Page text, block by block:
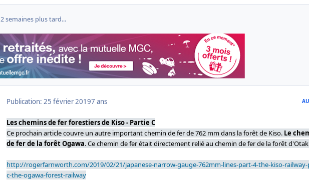
2 semaines plus tard...
Publication: 25 février 20197 ans
Les chemins de fer forestiers de Kiso - Partie C
Ce prochain article couvre un autre important chemin de fer de 762 mm dans la forêt de Kiso. Le
de fer de la forêt Ogawa. Ce chemin de fer était directement relié au chemin de fer de la forêt
http://rogerfarnworth.com/2019/02/21/japanese-narrow-gauge-762mm-lines-part-4-the-kiso-
c-the-ogawa-forest-railway